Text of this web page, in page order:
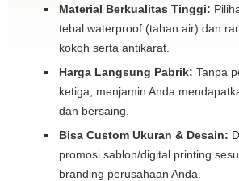
Material Berkualitas Tinggi:
tebal waterproof (tahan air) dan
kokoh serta antikarat.
Harga Langsung Pabrik: Tanpa
ketiga, menjamin Anda
dan bersaing.
Bisa Custom Ukuran & Desain:
promosi sablon/digital printing
branding perusahaan Anda.